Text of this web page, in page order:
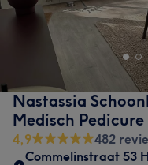
Nastassia
Medisch Pedicure
4,9
482
Commelinstraat 53 H